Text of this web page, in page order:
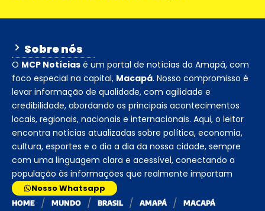
Sobre nós
O MCP Notícias é um portal de notícias do Amapá, com
foco especial na capital, Macapá. Nosso compromisso é
levar informação de qualidade, com agilidade e
credibilidade, abordando os principais acontecimentos
locais, regionais, nacionais e internacionais. Aqui, o leitor
encontra notícias atualizadas sobre política, economia,
cultura, esportes e o dia a dia da nossa cidade, sempre
com uma linguagem clara e acessível, conectando a
população às informações que realmente importam
Nosso Whatsapp
HOME MUNDO BRASIL AMAPÁ MACAPÁ